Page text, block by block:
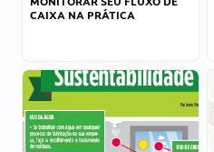
CAIXA NA PRÁTICA